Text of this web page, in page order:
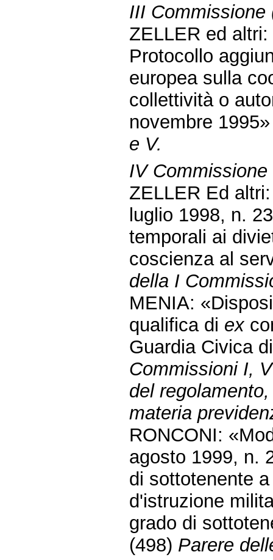
III Commissione
ZELLER ed
Protocollo
europea sulla
collettività o
novembre
e V.
IV
ZELLER Ed
luglio 1998, n.
temporali ai
coscienza al
della I
MENIA:
qualifica di ex
Guardia Civica
Commissioni I,
del
materia
RONCONI:
agosto 1999, n.
di sottotenente
d'istruzione
grado di
(498) Parere